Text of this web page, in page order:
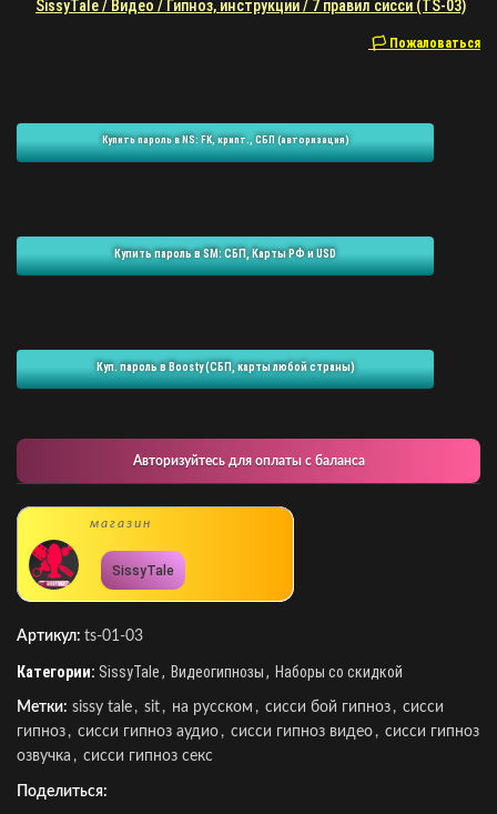
SissyTale / Видео / Гипноз, инструкции / 7 правил сисси (TS-03)
🏳 Пожаловаться
Купить пароль в NS: FK, крипт., СБП (авторизация)
Купить пароль в SM: СБП, Карты РФ и USD
Куп. пароль в Boosty (СБП, карты любой страны)
Авторизуйтесь для оплаты с баланса
магазин
SissyTale
Артикул: ts-01-03
Категории: SissyTale, Видеогипнозы, Наборы со скидкой
Метки: sissy tale , sit , на русском , сисси бой гипноз , сисси
гипноз , сисси гипноз аудио , сисси гипноз видео , сисси гипноз
озвучка , сисси гипноз секс
Поделиться: